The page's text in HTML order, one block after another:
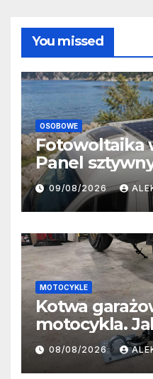
You missed
OSOBOWE
Fotowoltaika
Panel
przenośny?
09/08/2026
MOTOCYKLE
Kotwa
motocykla.
miejsce,
montażu?
08/08/2026